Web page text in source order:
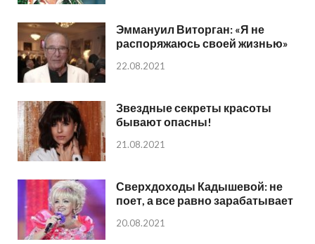
Эммануил Виторган: «Я не
распоряжаюсь своей жизнью»
22.08.2021
Звездные секреты красоты
бывают опасны!
21.08.2021
Сверхдоходы Кадышевой: не
поет, а все равно зарабатывает
20.08.2021